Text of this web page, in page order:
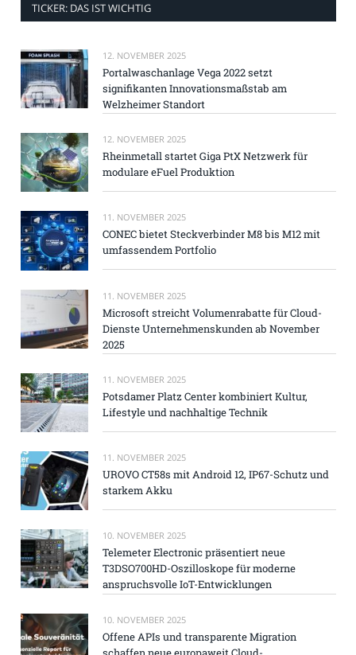
TICKER: DAS IST WICHTIG
12. NOVEMBER 2025
Portalwaschanlage Vega 2022 setzt
signifikanten Innovationsmaßstab am
Welzheimer Standort
12. NOVEMBER 2025
Rheinmetall startet Giga PtX Netzwerk für
modulare eFuel Produktion
11. NOVEMBER 2025
CONEC bietet Steckverbinder M8 bis M12 mit
umfassendem Portfolio
11. NOVEMBER 2025
Microsoft streicht Volumenrabatte für Cloud-
Dienste Unternehmenskunden ab November
2025
11. NOVEMBER 2025
Potsdamer Platz Center kombiniert Kultur,
Lifestyle und nachhaltige Technik
11. NOVEMBER 2025
UROVO CT58s mit Android 12, IP67-Schutz und
starkem Akku
10. NOVEMBER 2025
Telemeter Electronic präsentiert neue
T3DSO700HD-Oszilloskope für moderne
anspruchsvolle IoT-Entwicklungen
10. NOVEMBER 2025
Offene APIs und transparente Migration